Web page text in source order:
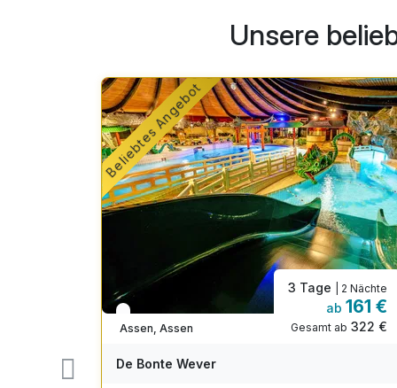
Unsere
Beliebtes Angebot
In 2 Wochen wieder frei
Assen, Assen
3 Tage | 2 Nächte
ab 161 €
Gesamt ab 322 €
De Bonte Wever